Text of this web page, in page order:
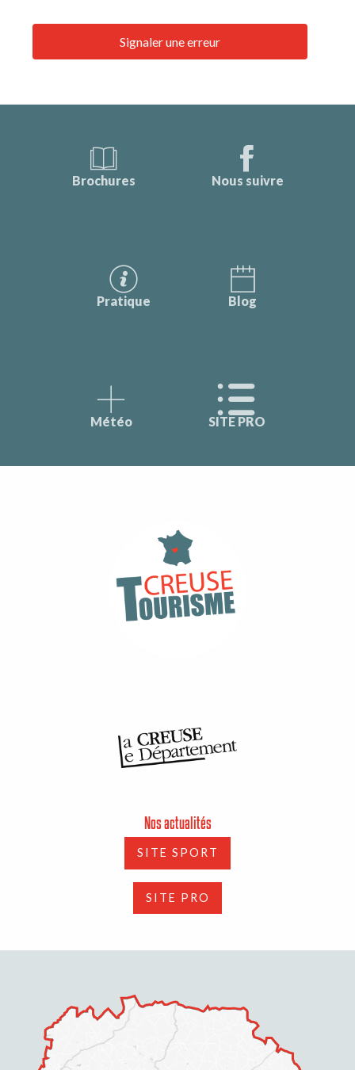
Signaler une erreur
Brochures Nous suivre
Pratique Blog
Météo SITE PRO
Nos actualités
SITE SPORT
SITE PRO